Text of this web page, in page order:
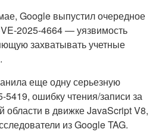
Google выпустил очередное
2025-4664 — уязвимость
захватывать учетные
еще одну серьезную
ошибку чтения/записи за
области в движке JavaScript V8,
из Google TAG.